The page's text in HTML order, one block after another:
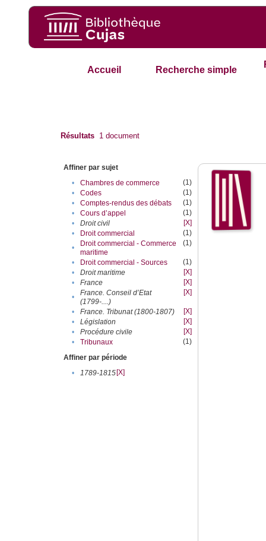
Accueil Recherche simple
Résultats 1 document
Affiner par sujet
•
Chambres de commerce
(1)
•
Codes
(1)
•
Comptes-rendus des débats
(1)
•
Cours d’appel
(1)
•
Droit civil
[X]
•
Droit commercial
(1)
•
Droit commercial - Commerce
maritime
(1)
• Droit commercial - Sources
(1)
•
Droit maritime
[X]
•
France
[X]
•
France. Conseil d’Etat
(1799-....)
[X]
• France. Tribunat (1800-1807)
[X]
•
Législation
[X]
•
Procédure civile
[X]
•
Tribunaux
(1)
Affiner par période
•
1789-1815[X]